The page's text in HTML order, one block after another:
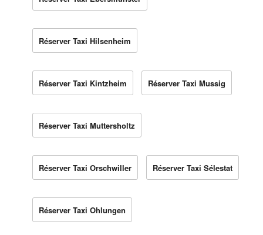
Réserver Taxi Hilsenheim
Réserver Taxi Kintzheim Réserver Taxi Mussig
Réserver Taxi Muttersholtz
Réserver Taxi Orschwiller Réserver Taxi Sélestat
Réserver Taxi Ohlungen